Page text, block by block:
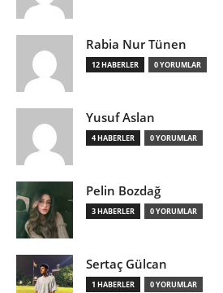
Rabia Nur Tünen
12 HABERLER 0 YORUMLAR
Yusuf Aslan
4 HABERLER 0 YORUMLAR
Pelin Bozdağ
3 HABERLER 0 YORUMLAR
Sertaç Gülcan
1 HABERLER 0 YORUMLAR